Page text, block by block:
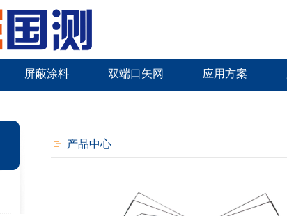
屏蔽涂料 双端口矢网 应用方案
产品中心